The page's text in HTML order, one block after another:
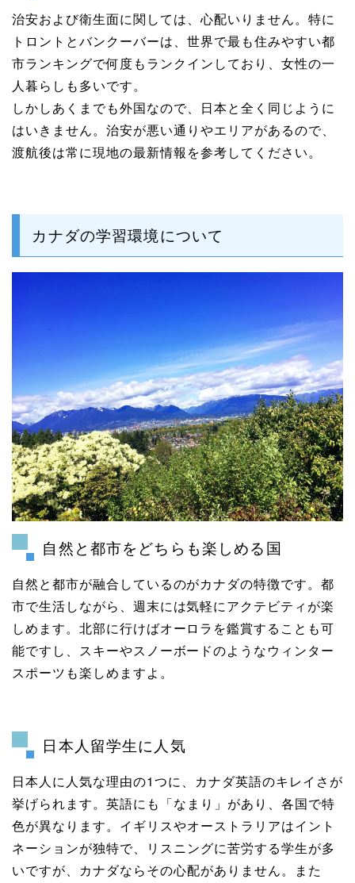
治安および衛生面に関しては、心配いりません。特に
トロントとバンクーバーは、世界で最も住みやすい都
市ランキングで何度もランクインしており、女性の一
人暮らしも多いです。
しかしあくまでも外国なので、日本と全く同じように
はいきません。治安が悪い通りやエリアがあるので、
渡航後は常に現地の最新情報を参考してください。
カナダの学習環境について
自然と都市をどちらも楽しめる国
自然と都市が融合しているのがカナダの特徴です。都
市で生活しながら、週末には気軽にアクテビティが楽
しめます。北部に行けばオーロラを鑑賞することも可
能ですし、スキーやスノーボードのようなウィンター
スポーツも楽しめますよ。
日本人留学生に人気
日本人に人気な理由の1つに、カナダ英語のキレイさが
挙げられます。英語にも「なまり」があり、各国で特
色が異なります。イギリスやオーストラリアはイント
ネーションが独特で、リスニングに苦労する学生が多
いですが、カナダならその心配がありません。また